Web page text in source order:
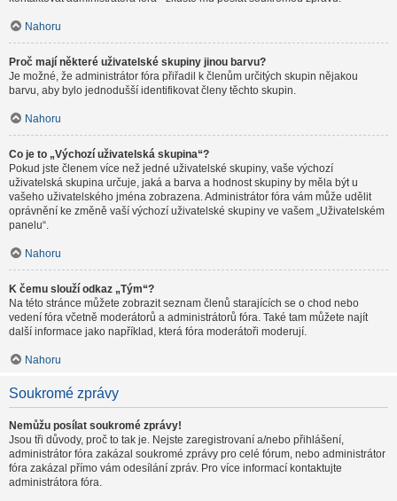
Nahoru
Proč mají některé uživatelské skupiny jinou barvu?
Je možné, že administrátor fóra přiřadil k členům určitých skupin nějakou
barvu, aby bylo jednodušší identifikovat členy těchto skupin.
Nahoru
Co je to „Výchozí uživatelská skupina“?
Pokud jste členem více než jedné uživatelské skupiny, vaše výchozí
uživatelská skupina určuje, jaká a barva a hodnost skupiny by měla být u
vašeho uživatelského jména zobrazena. Administrátor fóra vám může udělit
oprávnění ke změně vaší výchozí uživatelské skupiny ve vašem „Uživatelském
panelu“.
Nahoru
K čemu slouží odkaz „Tým“?
Na této stránce můžete zobrazit seznam členů starajících se o chod nebo
vedení fóra včetně moderátorů a administrátorů fóra. Také tam můžete najít
další informace jako například, která fóra moderátoři moderují.
Nahoru
Soukromé zprávy
Nemůžu posílat soukromé zprávy!
Jsou tři důvody, proč to tak je. Nejste zaregistrovaní a/nebo přihlášení,
administrátor fóra zakázal soukromé zprávy pro celé fórum, nebo administrátor
fóra zakázal přímo vám odesílání zpráv. Pro více informací kontaktujte
administrátora fóra.